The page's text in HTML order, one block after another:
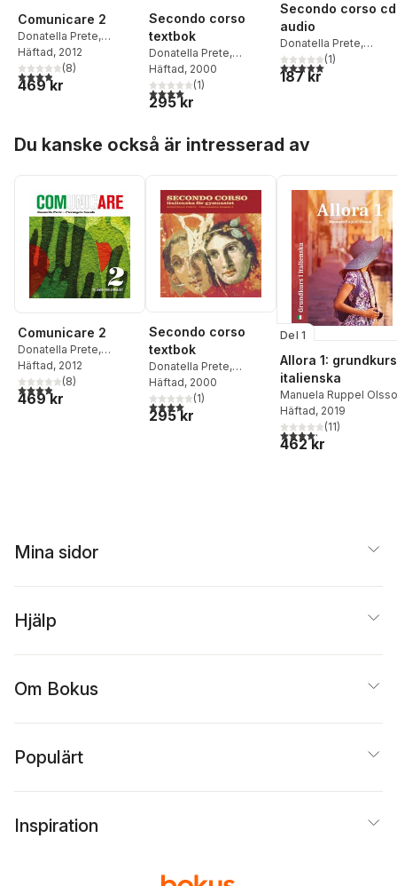
Comunicare 2
Donatella Prete,
Pierangelo Sassola
Häftad, 2012
3,9utav 5 stjärnor. Totalt antal röster:
(8)
469 kr
Secondo corso
textbok
Donatella Prete,
Pierangelo Sassola
Häftad, 2000
4,0utav 5 stjärnor. Totalt antal röster:
(1)
295 kr
Secondo corso cd
audio
Donatella Prete,
Pierangelo Sassola
5,0utav 5 stjärnor.
(1)
187 kr
Du kanske också är intresserad av
Comunicare 2
Donatella Prete,
Pierangelo Sassola
Häftad, 2012
3,9utav 5 stjärnor. Totalt antal röster:
(8)
469 kr
Secondo corso
textbok
Donatella Prete,
Pierangelo Sassola
Häftad, 2000
4,0utav 5 stjärnor. Totalt antal röster:
(1)
295 kr
Del 1
Allora 1:
italienska
Manuela Ruppel
Häftad, 2019
4,2utav 5 stjärnor.
(11)
462 kr
Mina sidor
Hjälp
Om Bokus
Populärt
Inspiration